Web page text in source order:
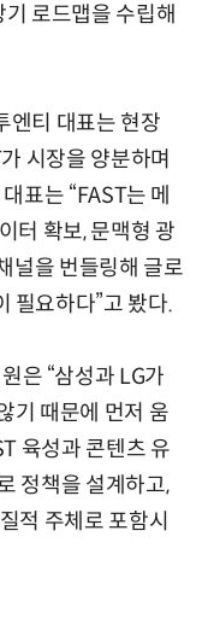
로드맵을 수립해
엔티 대표는 현장
시장을 양분하며
표는 “FAST는 메
터 확보, 문맥형 광
널을 번들링해 글로
필요하다”고 봤다.
은 “삼성과 LG가
기 때문에 먼저 움
육성과 콘텐츠 유
정책을 설계하고,
적 주체로 포함시